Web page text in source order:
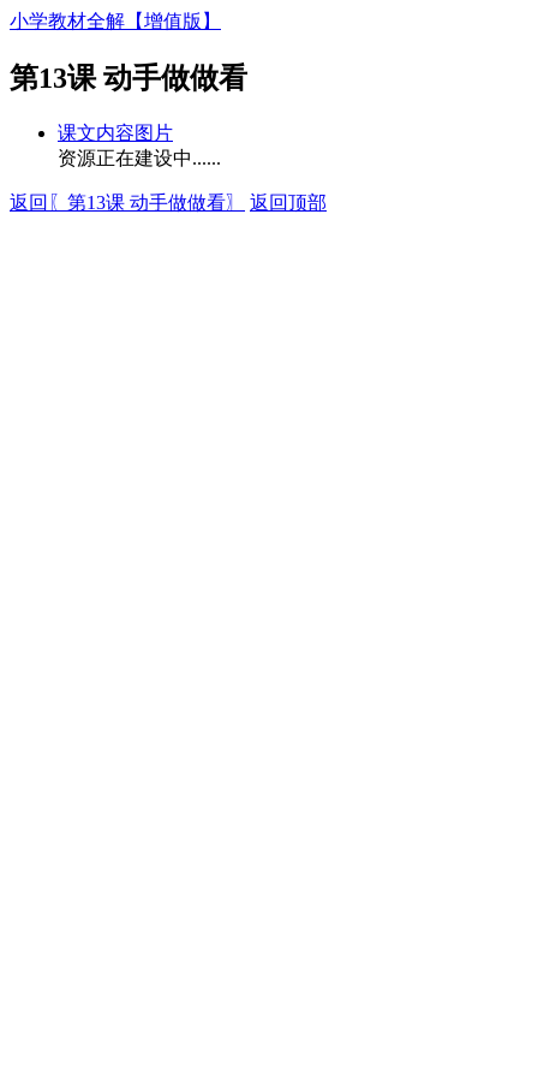
小学教材全解【增值版】
第13课 动手做做看
课文内容图片
资源正在建设中......
返回〖第13课 动手做做看〗 返回顶部